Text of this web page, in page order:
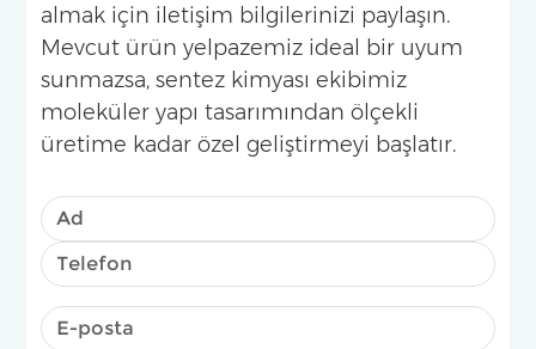
almak için iletişim bilgilerinizi paylaşın.
Mevcut ürün yelpazemiz ideal bir uyum
sunmazsa, sentez kimyası ekibimiz
moleküler yapı tasarımından ölçekli
üretime kadar özel geliştirmeyi başlatır.